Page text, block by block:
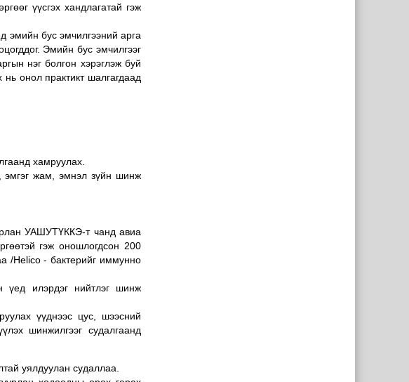
үүсгэх хандлагатай гэж
эмийн бус эмчилгээний арга
Эмийн бус эмчилгээг
нэг болгон хэрэглэж буй
онол практикт шалгагдаад
хамруулах.
эмгэг жам, эмнэл зүйн шинж
УАШУТҮККЭ-т чанд авиа
гэж оношлогдсон 200
/Helico - бактерийг иммунно
үед илэрдэг нийтлэг шинж
үүднээс цус, шээсний
шинжилгээг судалгаанд
уялдуулан судаллаа.